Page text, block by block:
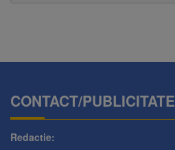
CONTACT/PUBLICITATE
Redactie: